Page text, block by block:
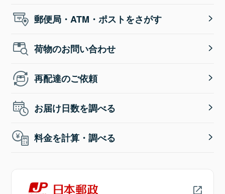
郵便局・ATM・ポストをさがす
荷物のお問い合わせ
再配達のご依頼
お届け日数を調べる
料金を計算・調べる